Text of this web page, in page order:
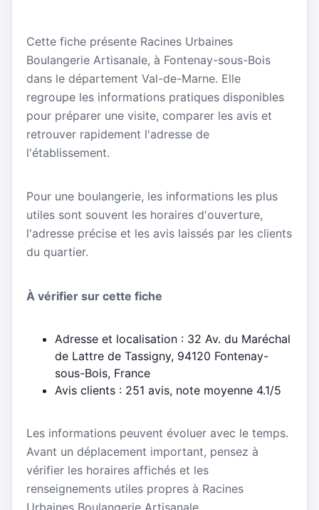
Cette fiche présente Racines Urbaines
Boulangerie Artisanale, à Fontenay-sous-Bois
dans le département Val-de-Marne. Elle
regroupe les informations pratiques disponibles
pour préparer une visite, comparer les avis et
retrouver rapidement l'adresse de
l'établissement.
Pour une boulangerie, les informations les plus
utiles sont souvent les horaires d'ouverture,
l'adresse précise et les avis laissés par les clients
du quartier.
À vérifier sur cette fiche
Adresse et localisation : 32 Av. du Maréchal
de Lattre de Tassigny, 94120 Fontenay-
sous-Bois, France
Avis clients : 251 avis, note moyenne 4.1/5
Les informations peuvent évoluer avec le temps.
Avant un déplacement important, pensez à
vérifier les horaires affichés et les
renseignements utiles propres à Racines
Urbaines Boulangerie Artisanale.